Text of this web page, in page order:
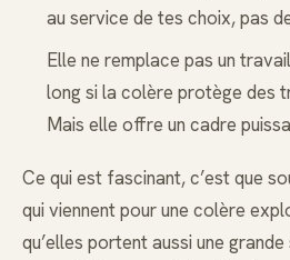
au service de tes choix, pas
Elle ne remplace pas un
long si la colère protège des
Mais elle offre un cadre
Ce qui est fascinant, c’est que
qui viennent pour une colère
qu’elles portent aussi une grande